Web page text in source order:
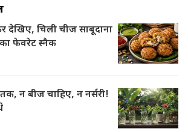
देखिए, चिली चीज साबूदाना
फेवरेट स्नैक
न बीज चाहिए, न नर्सरी!